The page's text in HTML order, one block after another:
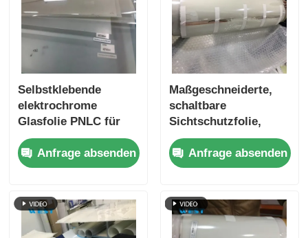
Selbstklebende
elektrochrome
Glasfolie PNLC für
Fensterglasdekoration
Anfrage absenden
Maßgeschneiderte,
schaltbare
Sichtschutzfolie,
einfache Installation,
leichtgewichtig,
sicher
Anfrage absenden